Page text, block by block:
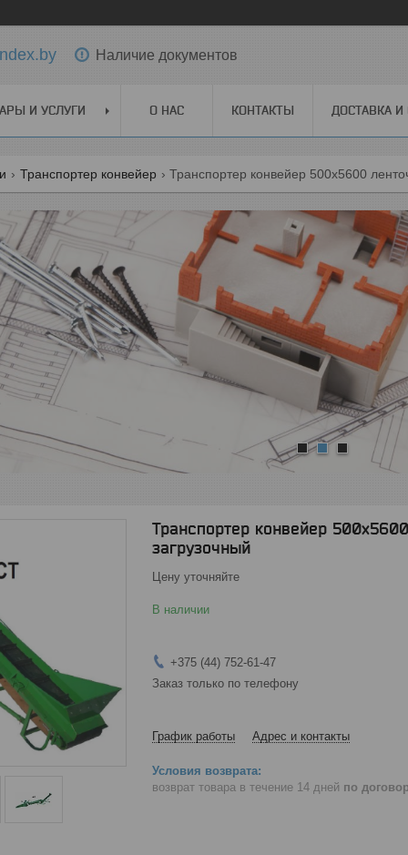
Наличие документов
И УСЛУГИ О НАС КОНТАКТЫ ДОСТАВКА И
Транспортер конвейер Транспортер конвейер 500х5600
Транспортер конвейер
загрузочный
Цену уточняйте
В наличии
+375 (44) 752-61-47
Заказ только по телефону
График работы Адрес и контакты
возврат товара в течение 14 дней по